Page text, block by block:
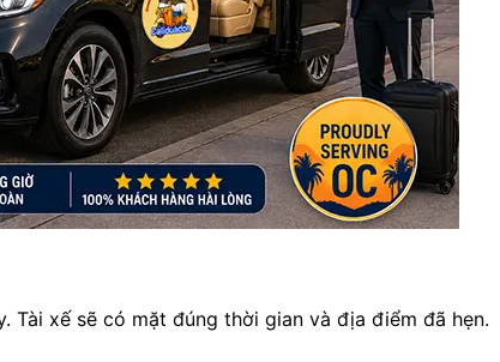
Tài xế sẽ có mặt đúng thời gian và địa điểm đã hẹn.